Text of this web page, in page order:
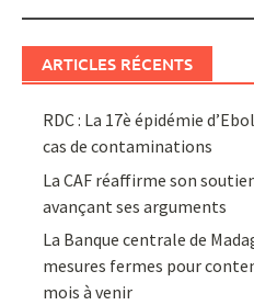
ARTICLES RÉCENTS
RDC : La 17è épidémie
cas de contaminations
La CAF réaffirme son
avançant ses arguments
La Banque centrale de
mesures fermes pour
mois à venir